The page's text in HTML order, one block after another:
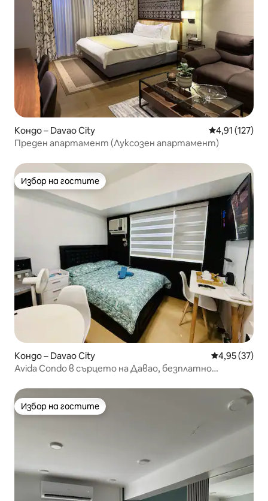
Кондо – Davao City Средна
4,91 (127)
Преден апартамент (Луксозен апартамент)
Избор на гостите
Избор на гостите
Кондо – Davao City Средна
4,95 (37)
Avida Condo в сърцето на Давао, безплатно
Избор на гостите
Избор на гостите